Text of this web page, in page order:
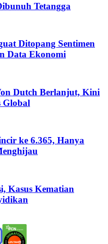
Tetangga
Ditopang Sentimen
Data Ekonomi
Dutch Berlanjut, Kini
Global
ke 6.365, Hanya
Kasus Kematian